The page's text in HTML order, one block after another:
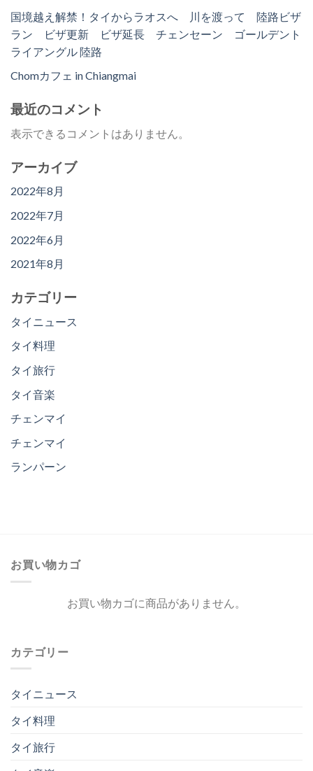
国境越え解禁！タイからラオスへ 川を渡って 陸路ビザ
ラン ビザ更新 ビザ延長 チェンセーン ゴールデント
ライアングル 陸路
Chomカフェ in Chiangmai
最近のコメント
表示できるコメントはありません。
アーカイブ
2022年8月
2022年7月
2022年6月
2021年8月
カテゴリー
タイニュース
タイ料理
タイ旅行
タイ音楽
チェンマイ
チェンマイ
ランパーン
お買い物カゴ
お買い物カゴに商品がありません。
カテゴリー
タイニュース
タイ料理
タイ旅行